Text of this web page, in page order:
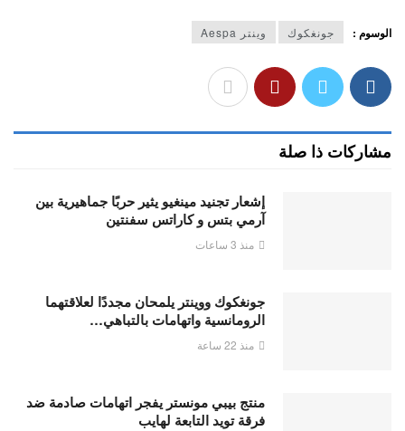
الوسوم : جونغكوك وينتر Aespa
مشاركات ذا صلة
إشعار تجنيد مينغيو يثير حربًا جماهيرية بين
آرمي بتس و كاراتس سفنتين
منذ 3 ساعات
جونغكوك ووينتر يلمحان مجددًا لعلاقتهما
الرومانسية واتهامات بالتباهي…
منذ 22 ساعة
منتج بيبي مونستر يفجر اتهامات صادمة ضد
فرقة تويد التابعة لهايب